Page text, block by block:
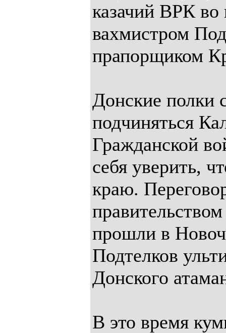
казачий ВРК
вахмистром
прапорщиком
Донские полки
подчиняться
Гражданской
себя уверить,
краю.
прошли в
Подтелков
Донского
В это время